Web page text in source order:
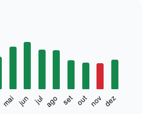
mai jun jul ago set out nov dez